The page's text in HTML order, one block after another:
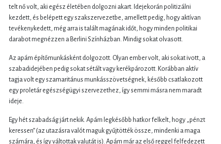
telt nő volt, aki egész életében dolgozni akart. Idejekorán politizálni
kezdett, és belépett egy szakszervezetbe, amellett pedig, hogy aktívan
tevékenykedett, még arra is talált magának időt, hogy minden politikai
darabot megnézzen a Berlini Színházban. Mindig sokat olvasott.
Az apám építőmunkásként dolgozott. Olyan ember volt, aki sokat ivott, a
szabadidejében pedig sokat sétált vagy kerékpározott. Korábban aktív
tagja volt egy szamaritánus munkásszövetségnek, később csatlakozott
egy proletár egészségügyi szervezethez, így semmi másra nem maradt
ideje.
Egy hét szabadság járt nekik. Apám legkésőbb hatkor felkelt, hogy „pénzt
keressen” (az utazásra valót maguk gyűjtötték össze, mindenki a maga
számára, és így váltottak valutát is). Apám már az első reggel felfedezett